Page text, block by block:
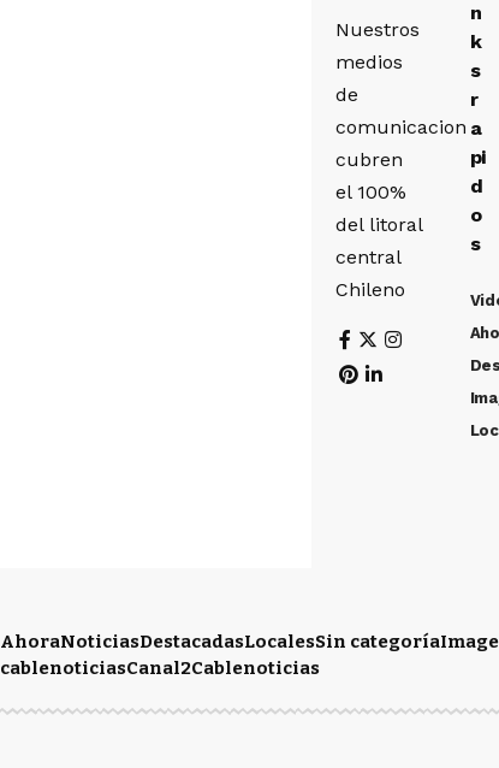
Nuestros
medios
de
comunicacion
cubren
el 100%
del litoral
central
Chileno
n
k
s
r
a
pi
d
o
s
AhoraNoticiasDestacadasLocalesSin categoría
cablenoticiasCanal2Cablenoticias